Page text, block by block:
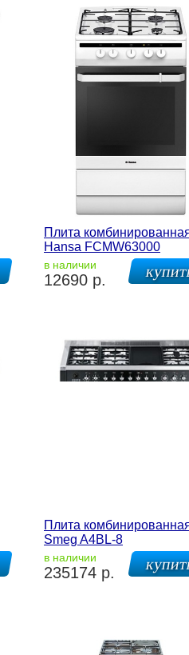
Плита
Hansa FCMW63000
в наличии
12690 р.
Плита
Smeg A4BL-8
в наличии
235174 р.